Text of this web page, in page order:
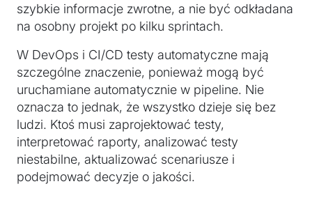
szybkie informacje zwrotne, a nie być odkładana
na osobny projekt po kilku sprintach.
W DevOps i CI/CD testy automatyczne mają
szczególne znaczenie, ponieważ mogą być
uruchamiane automatycznie w pipeline. Nie
oznacza to jednak, że wszystko dzieje się bez
ludzi. Ktoś musi zaprojektować testy,
interpretować raporty, analizować testy
niestabilne, aktualizować scenariusze i
podejmować decyzje o jakości.